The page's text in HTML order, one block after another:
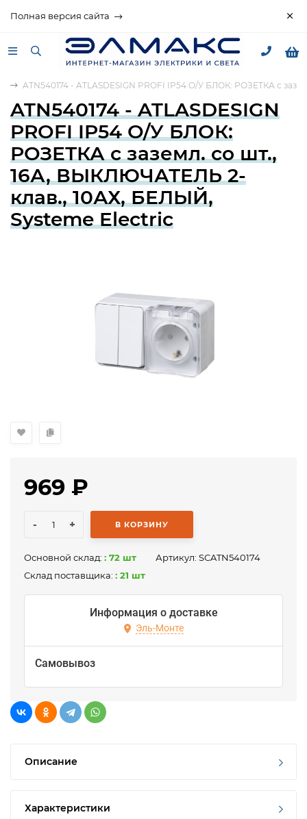
Полная версия сайта
ATN540174 - ATLASDESIGN PROFI IP54 О/У БЛОК: РОЗЕТКА с
ATN540174 - ATLASDESIGN
PROFI IP54 О/У БЛОК:
РОЗЕТКА с заземл. со шт.,
16А, ВЫКЛЮЧАТЕЛЬ 2-
клав., 10АХ, БЕЛЫЙ,
Systeme Electric
969 ₽
- + В КОРЗИНУ
Основной склад: : 72 шт
Склад поставщика: : 21 шт
Артикул: SCATN540174
Информация о доставке
Эль-Монте
Самовывоз
Описание
Характеристики